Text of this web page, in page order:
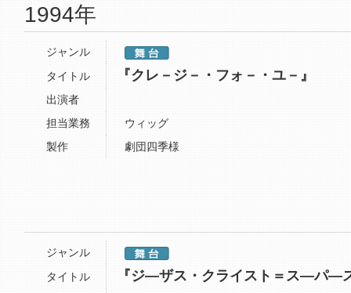
1994年
ジャンル
タイトル
『クレ－ジ－・フォ－・ユ－』
出演者
担当業務
ウィッグ
製作
劇団四季様
ジャンル
タイトル
『ジ―ザス・クライスト＝ス―パ―